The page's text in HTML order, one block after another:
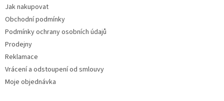
Jak nakupovat
Obchodní podmínky
Podmínky ochrany osobních údajů
Prodejny
Reklamace
Vrácení a odstoupení od smlouvy
Moje objednávka